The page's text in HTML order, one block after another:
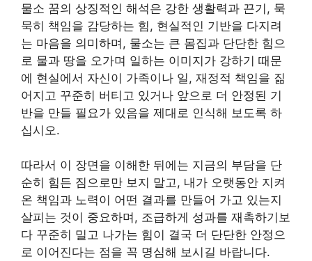
물소 꿈의 상징적인 해석은 강한 생활력과 끈기, 묵
묵히 책임을 감당하는 힘, 현실적인 기반을 다지려
는 마음을 의미하며, 물소는 큰 몸집과 단단한 힘으
로 물과 땅을 오가며 일하는 이미지가 강하기 때문
에 현실에서 자신이 가족이나 일, 재정적 책임을 짊
어지고 꾸준히 버티고 있거나 앞으로 더 안정된 기
반을 만들 필요가 있음을 제대로 인식해 보도록 하
십시오.
따라서 이 장면을 이해한 뒤에는 지금의 부담을 단
순히 힘든 짐으로만 보지 말고, 내가 오랫동안 지켜
온 책임과 노력이 어떤 결과를 만들어 가고 있는지
살피는 것이 중요하며, 조급하게 성과를 재촉하기보
다 꾸준히 밀고 나가는 힘이 결국 더 단단한 안정으
로 이어진다는 점을 꼭 명심해 보시길 바랍니다.